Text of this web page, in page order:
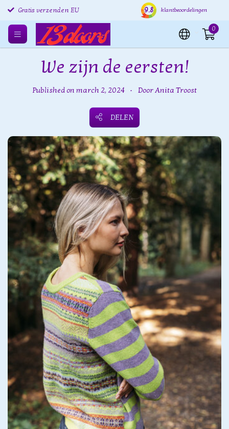
Gratis verzenden EU
Verzending binnen 24 uur
9.8 klantbeoordelingen
0
We zijn de eersten!
Published on march 2, 2024 • Door Anita Troost
DELEN